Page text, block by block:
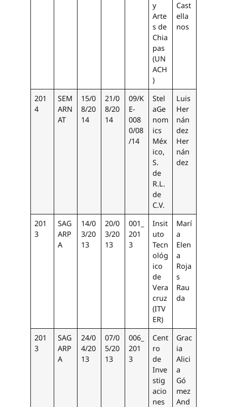
y
Arte
s de
Chia
pas
(UN
ACH
)
Cast
ella
nos
201
4
SEM
ARN
AT
15/0
8/20
14
21/0
8/20
14
09/K
E-
008
0/08
/14
Stel
aGe
nom
ics
Méx
ico,
S.
de
R.L.
de
C.V.
Luis
Her
nán
dez
Her
nán
dez
201
3
SAG
ARP
A
14/0
3/20
13
20/0
3/20
13
001_
201
3
Insit
uto
Tecn
ológ
ico
de
Vera
cruz
(ITV
ER)
Marí
a
Elen
a
Roja
s
Rau
da
201
3
SAG
ARP
A
24/0
4/20
13
07/0
5/20
13
006_
201
3
Cent
ro
de
Inve
stig
acio
nes
Grac
ia
Alici
a
Gó
mez
And